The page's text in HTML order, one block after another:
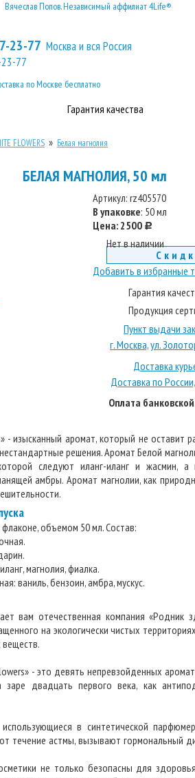
Гарантия качества
23-77 Москва и вся Россия
77
по Москве бесплатно
Вячеслав Попов. Независимый аффилиат 4Life®
FLOWERS » Белая магнолия
БЕЛАЯ МАГНОЛИЯ, 50 мл
Артикул: rz405570
В упаковке: 50 мл
Цена: 2500 c
Нет в наличии
Добавить в избранные
Гарантия
Продукция
Пункт выдачи
г. Москва, ул.
Доставка
Доставка по
Оплата
- изысканный аромат, который не оставит
решения. Аромат Белой
следуют иланг-иланг и жасмин,
амбры. Аромат магнолии, как
объемом 50 мл. Состав:
магнолия, фиалка.
ваниль, бензоин, амбра, мускус.
вам отечественная компания «Родник
на экологически чистых
веществ.
- это девять непревзойденных
двадцать первого века, как
в синтетической
течение астмы, вызывают гормональный
не только безопасны для